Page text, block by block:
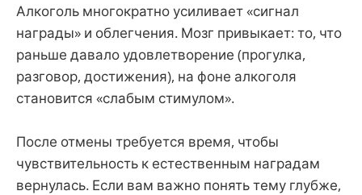
Алкоголь многократно усиливает «сигнал
награды» и облегчения. Мозг привыкает: то, что
раньше давало удовлетворение (прогулка,
разговор, достижения), на фоне алкоголя
становится «слабым стимулом».
После отмены требуется время, чтобы
чувствительность к естественным наградам
вернулась. Если вам важно понять тему глубже,